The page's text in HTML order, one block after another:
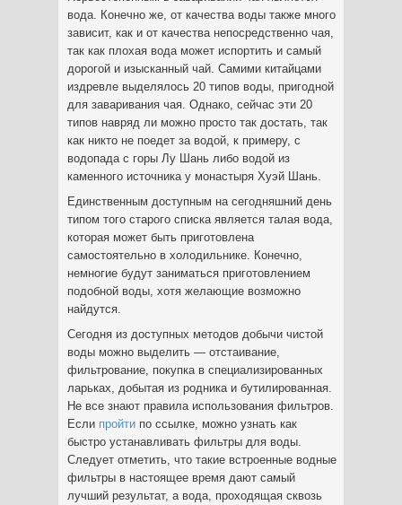
вода. Конечно же, от качества воды также много
зависит, как и от качества непосредственно чая,
так как плохая вода может испортить и самый
дорогой и изысканный чай. Самими китайцами
издревле выделялось 20 типов воды, пригодной
для заваривания чая. Однако, сейчас эти 20
типов навряд ли можно просто так достать, так
как никто не поедет за водой, к примеру, с
водопада с горы Лу Шань либо водой из
каменного источника у монастыря Хуэй Шань.
Единственным доступным на сегодняшний день
типом того старого списка является талая вода,
которая может быть приготовлена
самостоятельно в холодильнике. Конечно,
немногие будут заниматься приготовлением
подобной воды, хотя желающие возможно
найдутся.
Сегодня из доступных методов добычи чистой
воды можно выделить — отстаивание,
фильтрование, покупка в специализированных
ларьках, добытая из родника и бутилированная.
Не все знают правила использования фильтров.
Если пройти по ссылке, можно узнать как
быстро устанавливать фильтры для воды.
Следует отметить, что такие встроенные водные
фильтры в настоящее время дают самый
лучший результат, а вода, проходящая сквозь